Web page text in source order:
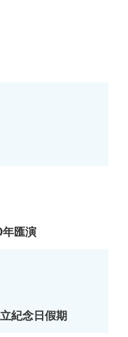
匯演
紀念日假期